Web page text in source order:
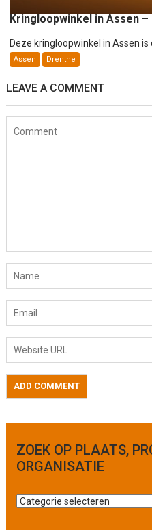
Kringloopwinkel in Assen –
Deze kringloopwinkel in Assen is
Assen Drenthe
LEAVE A COMMENT
ZOEK OP PLAATS,
ORGANISATIE
Z